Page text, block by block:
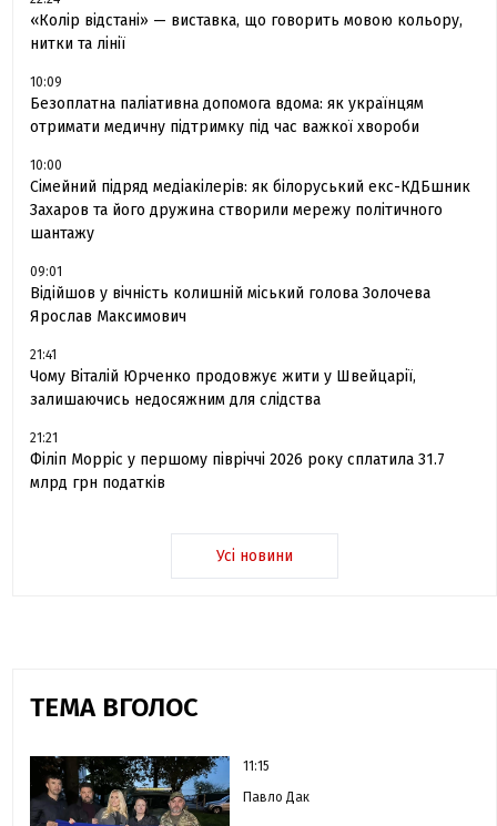
«Колір відстані» — виставка, що говорить мовою кольору,
нитки та лінії
10:09
Безоплатна паліативна допомога вдома: як українцям
отримати медичну підтримку під час важкої хвороби
10:00
Сімейний підряд медіакілерів: як білоруський екс-КДБшник
Захаров та його дружина створили мережу політичного
шантажу
09:01
Відійшов у вічність колишній міський голова Золочева
Ярослав Максимович
21:41
Чому Віталій Юрченко продовжує жити у Швейцарії,
залишаючись недосяжним для слідства
21:21
Філіп Морріс у першому півріччі 2026 року сплатила 31.7
млрд грн податків
Усі новини
ТЕМА ВГОЛОС
11:15
Павло Дак